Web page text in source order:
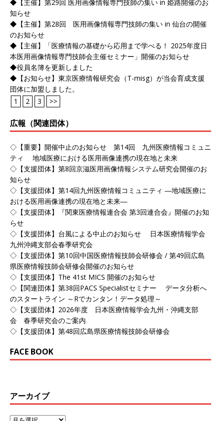
◆【主催】第29回 医用画像情報専門技師の集い in 姫路開催のお
知らせ
◆【主催】第28回 医用画像情報専門技師の集い in 仙台の開催
のお知らせ
◆【主催】「医療情報の基礎から応用まで学べる！ 2025年度日
本医用画像情報専門技師会主催セミナー」開催のお知らせ
◆役員名簿を更新しました
◆【お知らせ】東京医療情報研究会（T-misg）が当会育成支援
団体に加盟しました。
1
2 3 >>
広報（関連団体）
◇【重要】開催中止のお知らせ 第14回 九州医療情報コミュニ
ティ 地域医療における医用画像連携の現在地と未来
◇【支援団体】第8回京滋医用画像情報システム研究会開催のお
知らせ
◇【支援団体】第14回九州医療情報コミュニティ ―地域医療に
おける医用画像連携の現在地と未来―
◇【支援団体】『関東医療情報連合会 第3回連合会』開催のお知
らせ
◇【支援団体】台風による中止のお知らせ 日本医療情報学会
九州沖縄支部会春季研究会
◇【支援団体】第10回中国医療情報技師会研修会 / 第49回広島
県医療情報技師会研修会開催のお知らせ
◇【支援団体】The 41st MICS 開催のお知らせ
◇【関連団体】第38回PACS Specialistセミナー データ分析へ
のスタートライン ～Rでカンタン！データ処理～
◇【支援団体】2026年度 日本医療情報学会九州・沖縄支部
会 春季研究会のご案内
◇【支援団体】第48回広島県医療情報技師会研修会
FACE BOOK
アーカイブ